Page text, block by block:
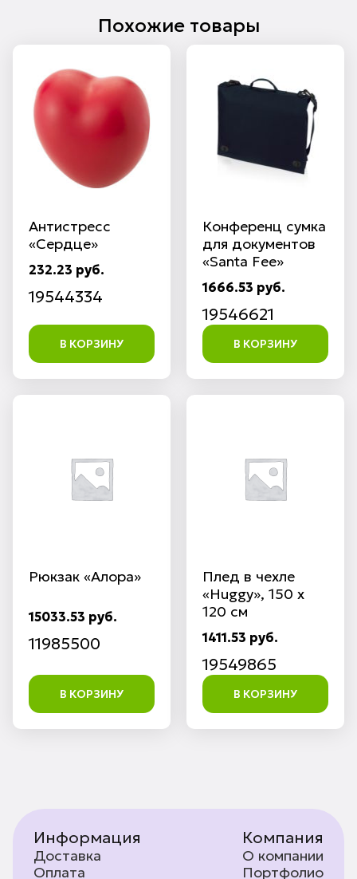
Похожие товары
Антистресс
«Сердце»
232.23 руб.
19544334
В КОРЗИНУ
Конференц сумка
для документов
«Santa Fee»
1666.53 руб.
19546621
В КОРЗИНУ
Рюкзак «Алора»
15033.53 руб.
11985500
В КОРЗИНУ
Плед в чехле
«Huggy», 150 х
120 см
1411.53 руб.
19549865
В КОРЗИНУ
Информация
Доставка
Оплата
Компания
О компании
Портфолио